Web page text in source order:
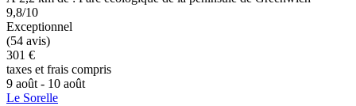
9,8/10
Exceptionnel
(54 avis)
301 €
taxes et frais compris
9 août - 10 août
Le Sorelle